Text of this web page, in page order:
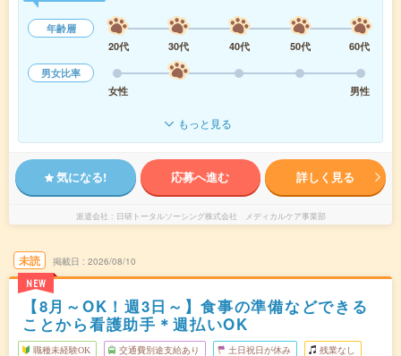
年齢層
20代
30代 40代 50代
60代
男女比率
女性
男性
もっと見る
気になる! 応募へ進む 詳しく見る
派遣会社 日研トータルソーシング株式会社 メディカルケア事業部
未読
NEW
掲載日 2026/08/10
【8月～OK！週3日～】食事の準備などできる
ことから看護助手＊週払いOK
職種未経験OK 交通費別途支給あり 土日祝日が休み 残業なし